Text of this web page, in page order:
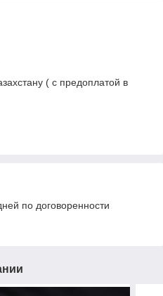
( с предоплатой в
по договоренности